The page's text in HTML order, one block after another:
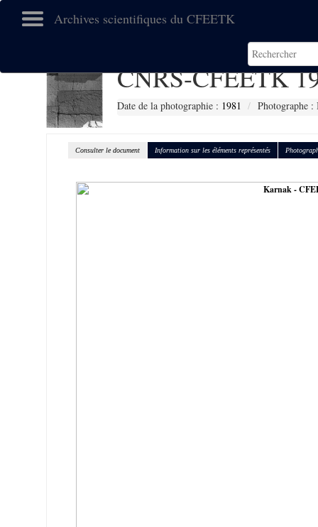
Archives scientifiques du CFEETK
CNRS-CFEETK
Date de la photographie : 1981 Photographe
Consulter le document Information sur les éléments représentés